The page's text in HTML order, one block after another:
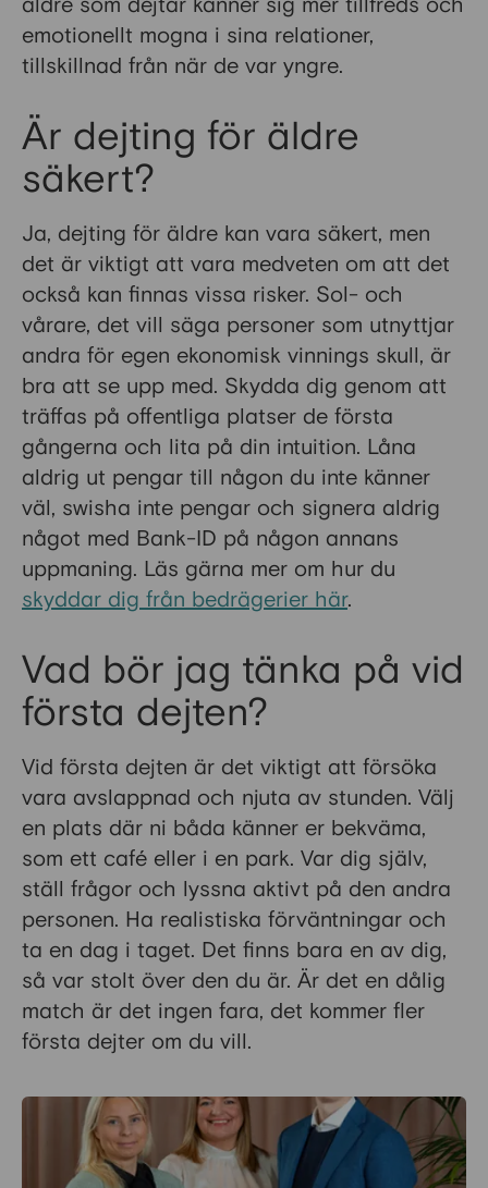
emotionellt mogna i sina relationer,
tillskillnad från när de var yngre.
Är dejting för äldre
säkert?
Ja, dejting för äldre kan vara säkert, men
det är viktigt att vara medveten om att det
också kan finnas vissa risker. Sol- och
vårare, det vill säga personer som utnyttjar
andra för egen ekonomisk vinnings skull, är
bra att se upp med. Skydda dig genom att
träffas på offentliga platser de första
gångerna och lita på din intuition. Låna
aldrig ut pengar till någon du inte känner
väl, swisha inte pengar och signera aldrig
något med Bank-ID på någon annans
uppmaning. Läs gärna mer om hur du
skyddar dig från bedrägerier här.
Vad bör jag tänka på vid
första dejten?
Vid första dejten är det viktigt att försöka
vara avslappnad och njuta av stunden. Välj
en plats där ni båda känner er bekväma,
som ett café eller i en park. Var dig själv,
ställ frågor och lyssna aktivt på den andra
personen. Ha realistiska förväntningar och
ta en dag i taget. Det finns bara en av dig,
så var stolt över den du är. Är det en dålig
match är det ingen fara, det kommer fler
första dejter om du vill.